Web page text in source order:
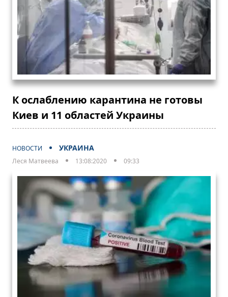
К ослаблению карантина не готовы
Киев и 11 областей Украины
НОВОСТИ УКРАИНА
Леся Матвеева 13:08:2020 09:33